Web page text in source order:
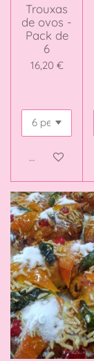
Trouxas
de ovos -
Pack de
6
16,20 €
Veja detalhes